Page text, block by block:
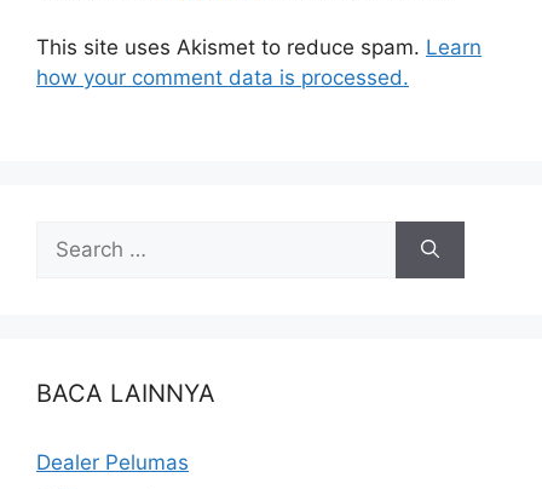
This site uses Akismet to reduce spam. Learn
how your comment data is processed.
BACA LAINNYA
Dealer Pelumas